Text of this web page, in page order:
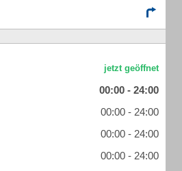
00:00 - 24:00
00:00 - 24:00
00:00 - 24:00
00:00 - 24:00